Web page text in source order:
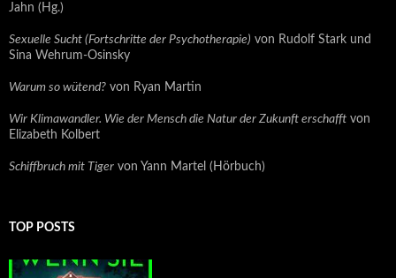
Jahn (Hg.)
Sexuelle Sucht (Fortschritte der Psychotherapie) von Rudolf Stark und
Sina Wehrum-Osinsky
Warum so wütend? von Ryan Martin
Wir Klimawandler. Wie der Mensch die Natur der Zukunft erschafft von
Elizabeth Kolbert
Schiffbruch mit Tiger von Yann Martel (Hörbuch)
TOP POSTS